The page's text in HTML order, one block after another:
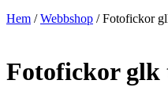
Hem /Webbshop /Fotofickor
Fotofickor glk